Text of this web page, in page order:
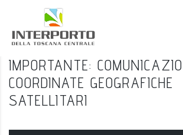
IMPORTANTE:
COORDINATE GEOGRAFICHE
SATELLITARI